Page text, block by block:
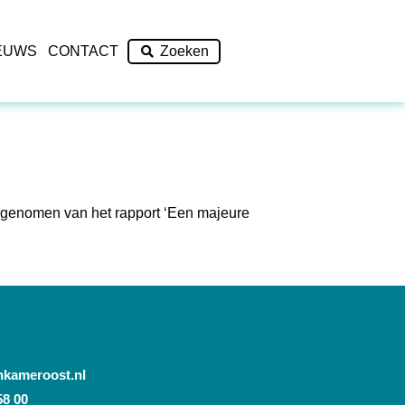
CONTACT Zoeken
van het rapport ‘Een majeure
00